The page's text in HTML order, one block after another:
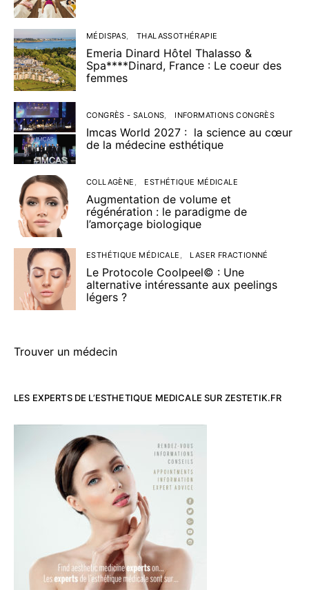
MÉDISPAS THALASSOTHÉRAPIE
Emeria Dinard Hôtel Thalasso &
Spa****Dinard, France : Le coeur des
femmes
CONGRÈS - SALONS INFORMATIONS CONGRÈS
Imcas World 2027 : la science au cœur
de la médecine esthétique
COLLAGÈNE ESTHÉTIQUE MÉDICALE
Augmentation de volume et
régénération : le paradigme de
l’amorçage biologique
ESTHÉTIQUE MÉDICALE LASER FRACTIONNÉ
Le Protocole Coolpeel© : Une
alternative intéressante aux peelings
légers ?
Trouver un médecin
LES EXPERTS DE L’ESTHETIQUE MEDICALE SUR ZESTETIK.FR